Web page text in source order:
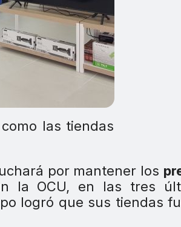
las tiendas
por mantener los
la OCU, en las tres
logró que sus tiendas